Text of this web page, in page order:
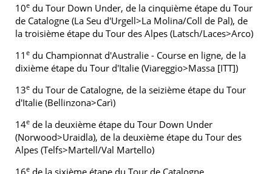
10e du Tour Down Under, de la cinquième étape du Tour
de Catalogne (La Seu d'Urgell>La Molina/Coll de Pal), de
la troisième étape du Tour des Alpes (Latsch/Laces>Arco)
11 e du Championnat d'Australie - Course en ligne, de la
dixième étape du Tour d'Italie (Viareggio>Massa [ITT])
13e du Tour de Catalogne, de la seizième étape du Tour
d'Italie (Bellinzona>Carì)
14e de la deuxième étape du Tour Down Under
(Norwood>Uraidla), de la deuxième étape du Tour des
Alpes (Telfs>Martell/Val Martello)
16e de la sixième étape du Tour de Catalogne